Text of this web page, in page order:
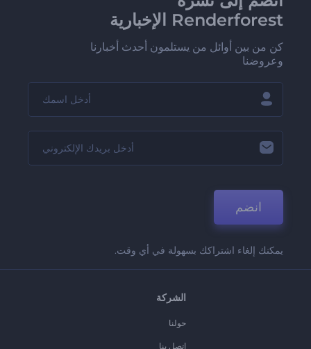
Renderforest الإخبارية
كن من بين أوائل من يستلمون أحدث أخبارنا
وعروضنا
انضم
يمكنك إلغاء اشتراكك بسهولة في أي وقت.
الشركة
حولنا
اتصل بنا